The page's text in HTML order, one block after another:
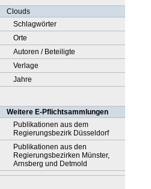
Clouds
Schlagwörter
Orte
Autoren / Beteiligte
Verlage
Jahre
Weitere E-Pflichtsammlungen
Publikationen aus dem
Regierungsbezirk Düsseldorf
Publikationen aus den
Regierungsbezirken Münster,
Arnsberg und Detmold